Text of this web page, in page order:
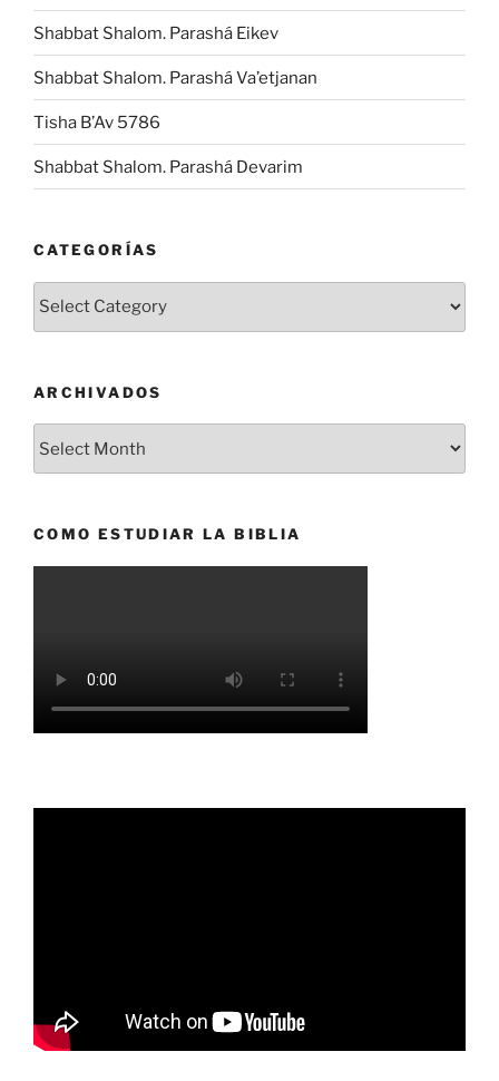
Shabbat Shalom. Parashá Eikev
Shabbat Shalom. Parashá Va’etjanan
Tisha B’Av 5786
Shabbat Shalom. Parashá Devarim
CATEGORÍAS
Categorías
ARCHIVADOS
COMO ESTUDIAR LA BIBLIA